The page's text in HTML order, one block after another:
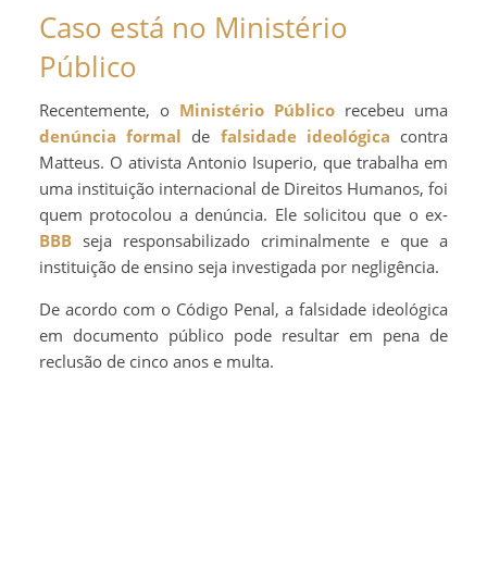
Caso está no Ministério
Público
Recentemente, o Ministério Público recebeu uma
denúncia formal de falsidade ideológica contra
Matteus. O ativista Antonio Isuperio, que trabalha em
uma instituição internacional de Direitos Humanos, foi
quem protocolou a denúncia. Ele solicitou que o ex-
BBB seja responsabilizado criminalmente e que a
instituição de ensino seja investigada por negligência.
De acordo com o Código Penal, a falsidade ideológica
em documento público pode resultar em pena de
reclusão de cinco anos e multa.